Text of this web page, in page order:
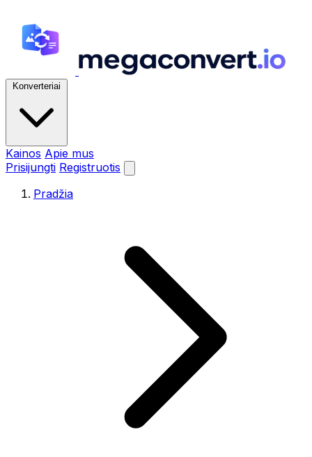
Konverteriai
Kainos Apie mus
Prisijungti Registruotis
Pradžia